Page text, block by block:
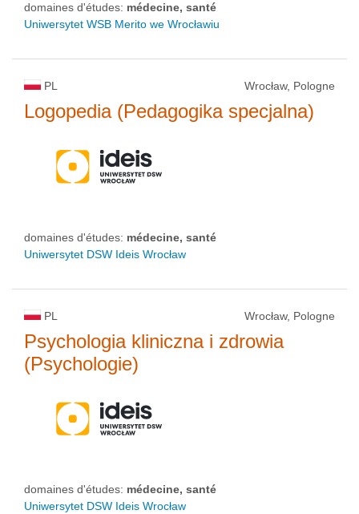
domaines d'études: médecine, santé
Uniwersytet WSB Merito we Wrocławiu
PL Wrocław, Pologne
Logopedia (Pedagogika specjalna)
domaines d'études: médecine, santé
Uniwersytet DSW Ideis Wrocław
PL Wrocław, Pologne
Psychologia kliniczna i zdrowia
(Psychologie)
domaines d'études: médecine, santé
Uniwersytet DSW Ideis Wrocław